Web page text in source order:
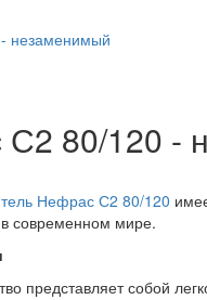
незаменимый
80/120 -
Нефрас С2 80/120
современном мире.
представляет собой